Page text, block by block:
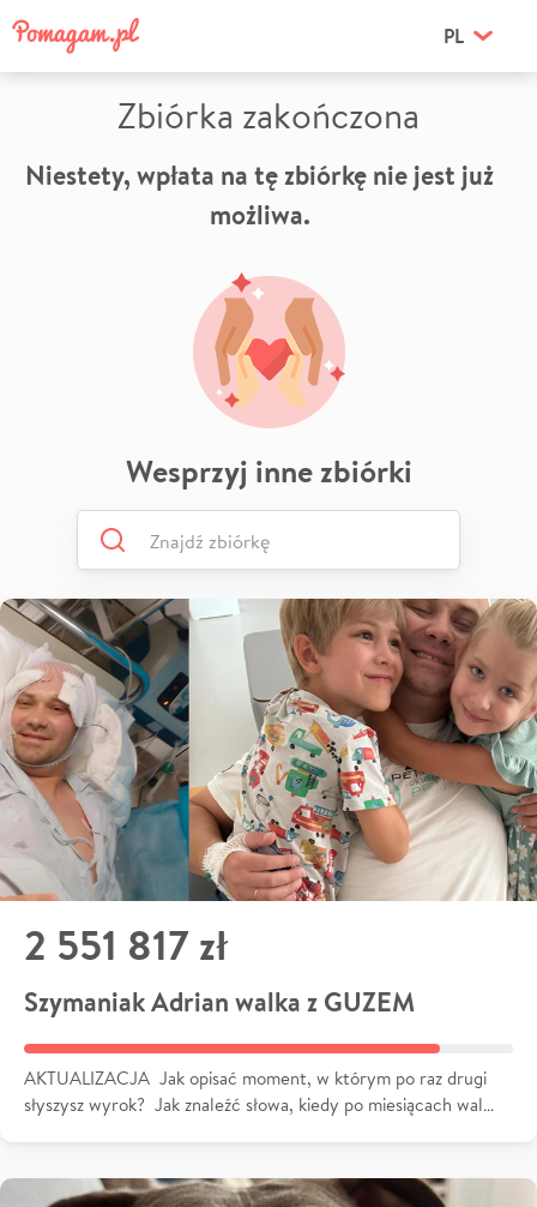
PL
Zbiórka zakończona
Niestety, wpłata na tę zbiórkę nie jest już
możliwa.
Wesprzyj inne zbiórki
2 551 817 zł
Szymaniak Adrian walka z GUZEM
AKTUALIZACJA Jak opisać moment, w którym po raz drugi
słyszysz wyrok? Jak znaleźć słowa, kiedy po miesiącach wal…